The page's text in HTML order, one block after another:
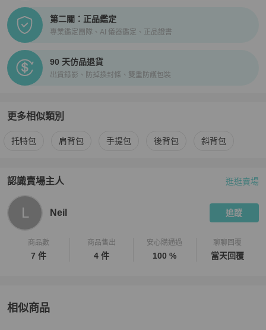
第二關：正品鑑定
專業鑑定團隊、AI 儀器鑑定、正品證書
90 天仿品退貨
出貨錄影、防掉換封條、雙重防護包裝
更多相似類別
更多Polo Ralph Lauren 女包相似商品推薦
托特包 肩背包 手提包 後背包 斜背包
認識賣場主人
PopChill 拍拍圈嚴選賣家
逛逛賣場
L Neil 追蹤
商品數
7 件
商品售出
4 件
安心購通過
100 %
聊聊回覆
當天回覆
相似商品